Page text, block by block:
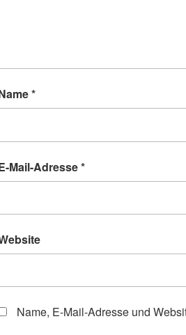
*
Mail-Adresse*
Name, E-Mail-Adresse und